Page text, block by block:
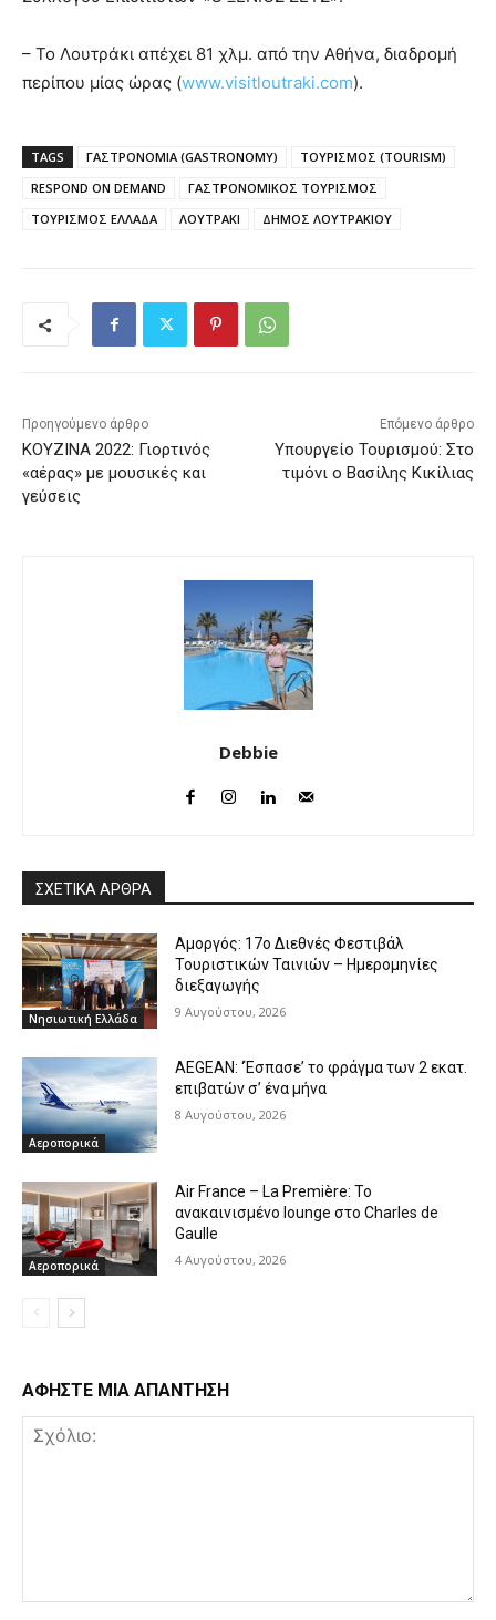
– Το Λουτράκι απέχει 81 χλμ. από την Αθήνα, διαδρομή
περίπου μίας ώρας (www.visitloutraki.com).
TAGS ΓΑΣΤΡΟΝΟΜΙΑ (GASTRONOMY)
ΤΟΥΡΙΣΜΟΣ (TOURISM)
RESPOND ON DEMAND
ΓΑΣΤΡΟΝΟΜΙΚΟΣ ΤΟΥΡΙΣΜΟΣ
ΤΟΥΡΙΣΜΟΣ ΕΛΛΑΔΑ
ΛΟΥΤΡΑΚΙ ΔΗΜΟΣ ΛΟΥΤΡΑΚΙΟΥ
Προηγούμενο άρθρο
KOYZINA 2022: Γιορτινός
«αέρας» με μουσικές και
γεύσεις
Επόμενο άρθρο
Υπουργείο Τουρισμού: Στο
τιμόνι ο Βασίλης Κικίλιας
Debbie
ΣΧΕΤΙΚΑ ΑΡΘΡΑ
Νησιωτική Ελλάδα
Αμοργός: 17ο Διεθνές Φεστιβάλ
Τουριστικών Ταινιών – Ημερομηνίες
διεξαγωγής
9 Αυγούστου, 2026
Αεροπορικά
AEGEAN: ‘Έσπασε’ το φράγμα των 2 εκατ.
επιβατών σ’ ένα μήνα
8 Αυγούστου, 2026
Αεροπορικά
Air France – La Première: Το
ανακαινισμένο lounge στο Charles de
Gaulle
4 Αυγούστου, 2026
ΑΦΗΣΤΕ ΜΙΑ ΑΠΑΝΤΗΣΗ